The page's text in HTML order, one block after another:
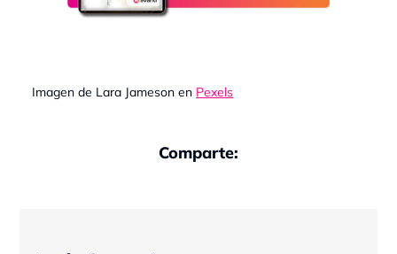
Imagen de Lara Jameson en Pexels
Comparte: